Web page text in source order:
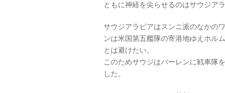
ともに神経を尖らせるのはサウジア
サウジアラビアはスンニ派のなかの
ンは米国第五艦隊の寄港地ゆえホル
とは避けたい。
このためサウジはバーレンに戦車隊
した。